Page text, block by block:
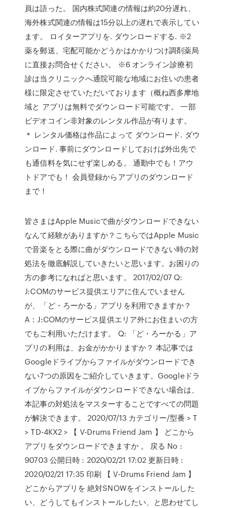
員は語った。 国内株式関連の情報は約20分遅れ、
海外株式関連の情報は15分以上の遅れで表示してい
ます。 ロイターアプリを. ダウンロードする. ※2
薬を郵送、宅配可能かどうかはかかりつけ調剤薬局
に直接お問合せください。 ※6 オンライン診療初
診は当クリニックへ通院可能な地域にお住いの患者
様に限定させていただいております（概ね西多摩地
域と アプリは無料でダウンロード可能です。 一部
ビデオコイン非対象のレンタル作品が有ります。
＊ レンタル価格は作品によって ダウンロード. ダウ
ンロード. 事前にダウンロードしておけば外出先で
も通信料を気にせず楽しめる。 通勤中でも！アウ
トドアでも！ 会員登録からアプリのダウンロード
まで！
皆さまはApple Musicで曲がダウンロードできない
なんて経験がありますか？こちらではApple Music
で音楽をとる際に曲がダウンロードできない時の対
処法を徹底解説していきたいと思います。お困りの
方の参考になればと思います。 2017/02/07 Q:
J:COMのサービス提供エリアに住んでいません
が、「ど・ろーかる」アプリを利用できますか？
A：J:COMのサービス提供エリア外にお住まいの方
でもご利用いただけます。 Q: 「ど・ろーかる」ア
プリの利用は、お金がかかりますか？ 本記事では
Googleドライブからファイルがダウンロードでき
ない7つの原因をご紹介していきます。Googleドラ
イブからファイルがダウンロードできない場合は、
本記事の対処法をマスターすることですべての問題
が解決できます。 2020/07/13 カテゴリー/型番 > T
> TD-4KX2 > 【 V-Drums Friend Jam 】 どこから
アプリをダウンロードできますか 。 戻る No :
90703 公開日時 : 2020/02/21 17:02 更新日時 :
2020/02/21 17:35 印刷 【 V-Drums Friend Jam 】
どこからアプリを 絶対SNOWをインストールした
い、どうしてもインストールしたい、と思わせてし